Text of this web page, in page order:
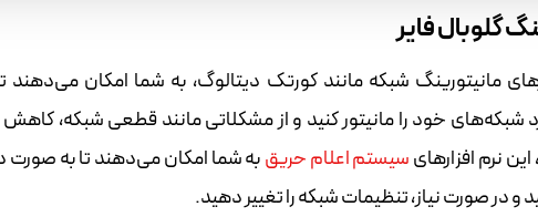
گلوبال فایر
مانیتورینگ شبکه مانند کورتک دیتالوگ، به شما امکان
شبکه‌های خود را مانیتور کنید و از مشکلاتی مانند قطعی شبکه،
نرم افزارهایسیستم اعلام حریقبه شما امکان می‌دهند تا به
و در صورت نیاز، تنظیمات شبکه را تغییر دهید.